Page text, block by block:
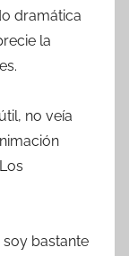
dramática
la
no veía
soy bastante